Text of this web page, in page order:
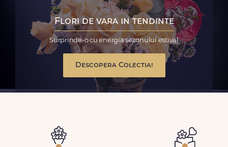
Flori de vara in tendinte
Surprinde-o cu energia sezonului estival
Descopera Colectia!